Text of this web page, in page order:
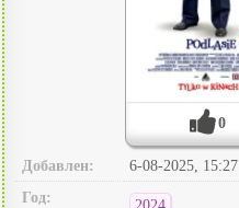
0
Добавлен:
6-08-2025, 15:27
Год: